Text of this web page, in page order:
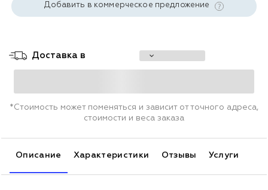
Добавить в коммерческое предложение
Доставка в
*Стоимость может поменяться и зависит от точного адреса,
стоимости и веса заказа
Описание Характеристики Отзывы Услуги